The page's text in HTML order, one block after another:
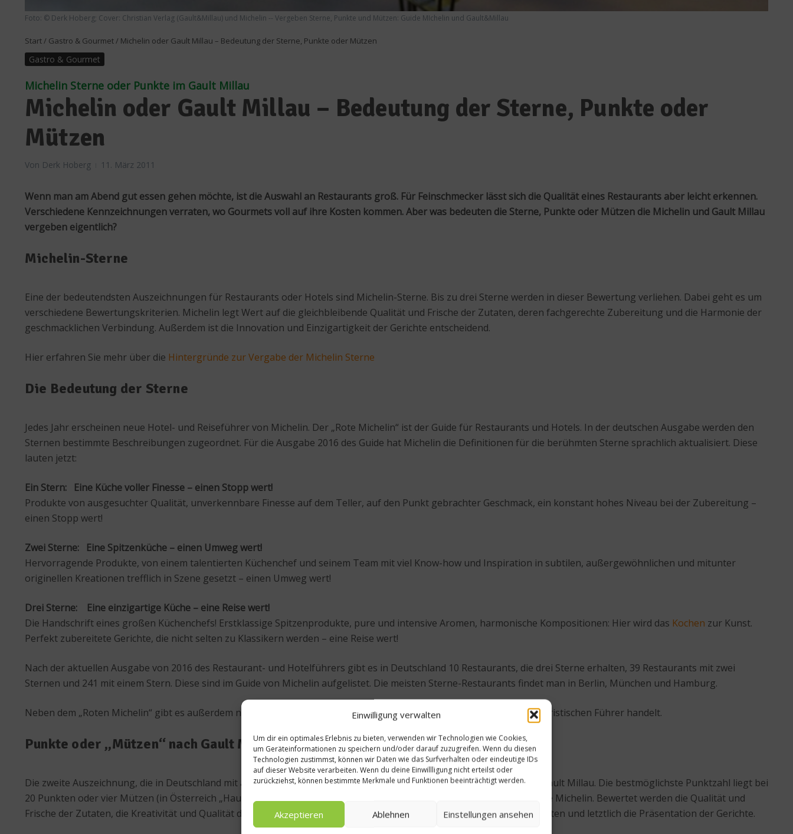
Einwilligung verwalten
Um dir ein optimales Erlebnis zu bieten, verwenden wir Technologien wie Cookies,
um Geräteinformationen zu speichern und/oder darauf zuzugreifen. Wenn du diesen
Technologien zustimmst, können wir Daten wie das Surfverhalten oder eindeutige IDs
auf dieser Website verarbeiten. Wenn du deine Einwillligung nicht erteilst oder
zurückziehst, können bestimmte Merkmale und Funktionen beeinträchtigt werden.
Akzeptieren Ablehnen Einstellungen ansehen
Foto: © Derk Hoberg; Cover: Christian Verlag (Gault&Millau) und Michelin -- Vergeben Sterne, Punkte und Mützen: Guide MIchelin und Gault&Millau
Start/ Gastro & Gourmet/ Michelin oder Gault Millau – Bedeutung der Sterne, Punkte oder Mützen
Gastro & Gourmet
Michelin Sterne oder Punkte im Gault Millau
Michelin oder Gault Millau – Bedeutung der Sterne, Punkte oder
Mützen
Von Derk Hoberg 11. März 2011
Wenn man am Abend gut essen gehen möchte, ist die Auswahl an Restaurants groß. Für Feinschmecker lässt sich die Qualität eines Restaurants aber leicht erkennen.
Verschiedene Kennzeichnungen verraten, wo Gourmets voll auf ihre Kosten kommen. Aber was bedeuten die Sterne, Punkte oder Mützen die Michelin und Gault Millau
vergeben eigentlich?
Michelin-Sterne
Eine der bedeutendsten Auszeichnungen für Restaurants oder Hotels sind Michelin-Sterne. Bis zu drei Sterne werden in dieser Bewertung verliehen. Dabei geht es um
verschiedene Bewertungskriterien. Michelin legt Wert auf die gleichbleibende Qualität und Frische der Zutaten, deren fachgerechte Zubereitung und die Harmonie der
geschmacklichen Verbindung. Außerdem ist die Innovation und Einzigartigkeit der Gerichte entscheidend.
Hier erfahren Sie mehr über die Hintergründe zur Vergabe der Michelin Sterne
Die Bedeutung der Sterne
Jedes Jahr erscheinen neue Hotel- und Reiseführer von Michelin. Der „Rote Michelin“ ist der Guide für Restaurants und Hotels. In der deutschen Ausgabe werden den
Sternen bestimmte Beschreibungen zugeordnet. Für die Ausgabe 2016 des Guide hat Michelin die Definitionen für die berühmten Sterne sprachlich aktualisiert. Diese
lauten jetzt:
Ein Stern: Eine Küche voller Finesse – einen Stopp wert!
Produkte von ausgesuchter Qualität, unverkennbare Finesse auf dem Teller, auf den Punkt gebrachter Geschmack, ein konstant hohes Niveau bei der Zubereitung –
einen Stopp wert!
Zwei Sterne: Eine Spitzenküche – einen Umweg wert!
Hervorragende Produkte, von einem talentierten Küchenchef und seinem Team mit viel Know-how und Inspiration in subtilen, außergewöhnlichen und mitunter
originellen Kreationen trefflich in Szene gesetzt – einen Umweg wert!
Drei Sterne: Eine einzigartige Küche – eine Reise wert!
Die Handschrift eines großen Küchenchefs! Erstklassige Spitzenprodukte, pure und intensive Aromen, harmonische Kompositionen: Hier wird das Kochen zur Kunst.
Perfekt zubereitete Gerichte, die nicht selten zu Klassikern werden – eine Reise wert!
Nach der aktuellen Ausgabe von 2016 des Restaurant- und Hotelführers gibt es in Deutschland 10 Restaurants, die drei Sterne erhalten, 39 Restaurants mit zwei
Sternen und 241 mit einem Stern. Diese sind im Guide von Michelin aufgelistet. Die meisten Sterne-Restaurants findet man in Berlin, München und Hamburg.
Neben dem „Roten Michelin“ gibt es außerdem noch den „Grünen Michelin“, bei dem es sich um einen allgemeinen touristischen Führer handelt.
Punkte oder „Mützen“ nach Gault Millau
Die zweite Auszeichnung, die in Deutschland mit am Höchsten zu bewerten ist, sind Punkte oder „Mützen“ nach dem Gault Millau. Die bestmöglichste Punktzahl liegt bei
20 Punkten oder vier Mützen (in Österreich „Hauben“ genannt). Die Bewertungskriterien ähneln stark denen des Guide Michelin. Bewertet werden die Qualität und
Frische der Zutaten, die Kreativität und Qualität der Zubereitung, die geschmackliche Harmonie des Gerichts, die Garzeiten und letztlich die Präsentation der Gerichte.